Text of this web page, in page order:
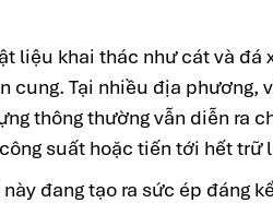
liệu khai thác như cát và
cung. Tại nhiều địa phương,
thông thường vẫn diễn ra
suất hoặc tiến tới hết trữ
này đang tạo ra sức ép đáng